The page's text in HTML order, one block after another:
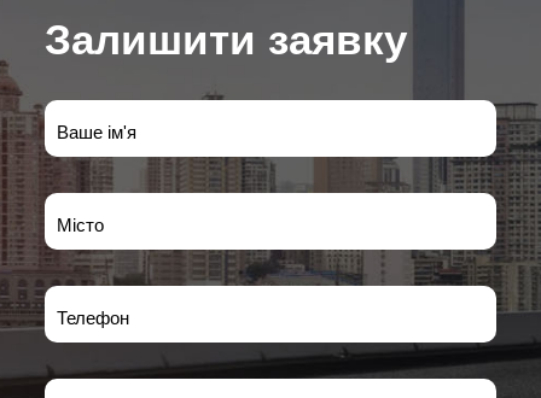
Залишити заявку
Ваше ім'я
Місто
Телефон